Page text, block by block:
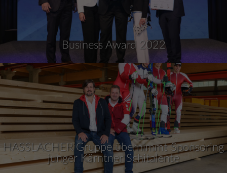
Business Award 2022
HASSLACHER Gruppe übernimmt Sponsoring
junger Kärntner Schitalente